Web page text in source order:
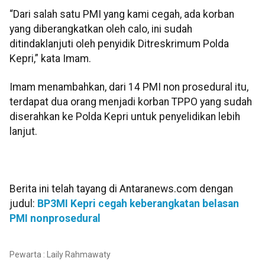
“Dari salah satu PMI yang kami cegah, ada korban
yang diberangkatkan oleh calo, ini sudah
ditindaklanjuti oleh penyidik Ditreskrimum Polda
Kepri,” kata Imam.
Imam menambahkan, dari 14 PMI non prosedural itu,
terdapat dua orang menjadi korban TPPO yang sudah
diserahkan ke Polda Kepri untuk penyelidikan lebih
lanjut.
Berita ini telah tayang di Antaranews.com dengan
judul: BP3MI Kepri cegah keberangkatan belasan
PMI nonprosedural
Pewarta : Laily Rahmawaty